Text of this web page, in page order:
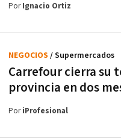
PorIgnacio Ortiz
Carrefour cierra su
provincia en dos
NEGOCIOS / Supermercados
PoriProfesional